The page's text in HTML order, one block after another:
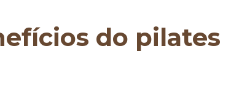
do pilates